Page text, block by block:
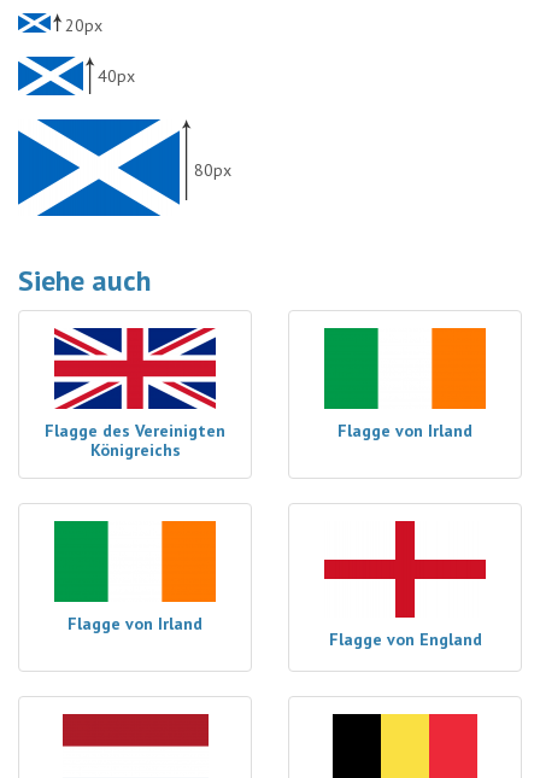
20px
40px
80px
Siehe auch
Flagge des Vereinigten
Königreichs
Flagge von Irland
Flagge von Irland
Flagge von England